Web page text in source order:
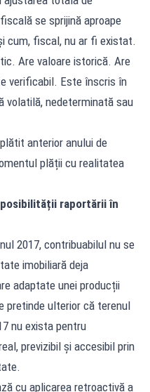
se sprijină aproape
cum, fiscal, nu ar fi existat.
Are valoare istorică. Are
verificabil. Este înscris în
volatilă, nedeterminată sau
anterior anului de
plății cu realitatea
raportării în
2017, contribuabilul nu se
imobiliară deja
adaptate unei producții
pretinde ulterior că terenul
nu exista pentru
previzibil și accesibil prin
cu aplicarea retroactivă a